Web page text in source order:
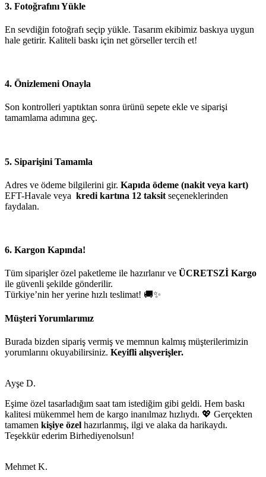
3. Fotoğrafını Yükle
En sevdiğin fotoğrafı seçip yükle. Tasarım ekibimiz baskıya uygun
hale getirir. Kaliteli baskı için net görseller tercih et!
4. Önizlemeni Onayla
Son kontrolleri yaptıktan sonra ürünü sepete ekle ve siparişi
tamamlama adımına geç.
5. Siparişini Tamamla
Adres ve ödeme bilgilerini gir. Kapıda ödeme (nakit veya kart)
EFT-Havale veya kredi kartına 12 taksit seçeneklerinden
faydalan.
6. Kargon Kapında!
Tüm siparişler özel paketleme ile hazırlanır ve ÜCRETSZİ Kargo
ile güvenli şekilde gönderilir.
Türkiye’nin her yerine hızlı teslimat! 🚚✨
Müşteri Yorumlarımız
Burada bizden sipariş vermiş ve memnun kalmış müşterilerimizin
yorumlarını okuyabilirsiniz. Keyifli alışverişler.
Ayşe D.
Eşime özel tasarladığım saat tam istediğim gibi geldi. Hem baskı
kalitesi mükemmel hem de kargo inanılmaz hızlıydı. 💖 Gerçekten
tamamen kişiye özel hazırlanmış, ilgi ve alaka da harikaydı.
Teşekkür ederim Birhediyenolsun!
Mehmet K.